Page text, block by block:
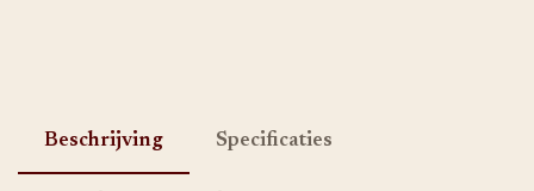
Beschrijving Specificaties